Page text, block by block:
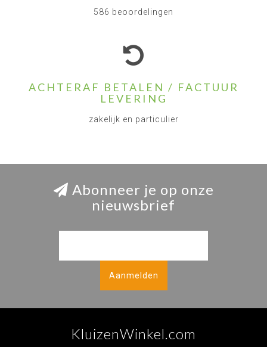
586 beoordelingen
ACHTERAF BETALEN / FACTUUR
LEVERING
zakelijk en particulier
Abonneer je op onze
nieuwsbrief
Aanmelden
KluizenWinkel.com